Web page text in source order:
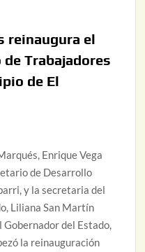
reinaugura el
Trabajadores
de El
Enrique Vega
de Desarrollo
y la secretaria del
Liliana San Martín
del Estado,
la reinauguración